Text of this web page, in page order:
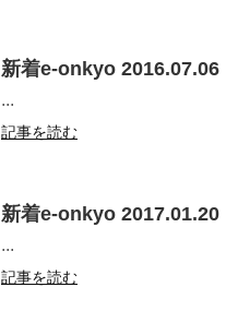
新着e-onkyo 2016.07.06
...
記事を読む
新着e-onkyo 2017.01.20
...
記事を読む